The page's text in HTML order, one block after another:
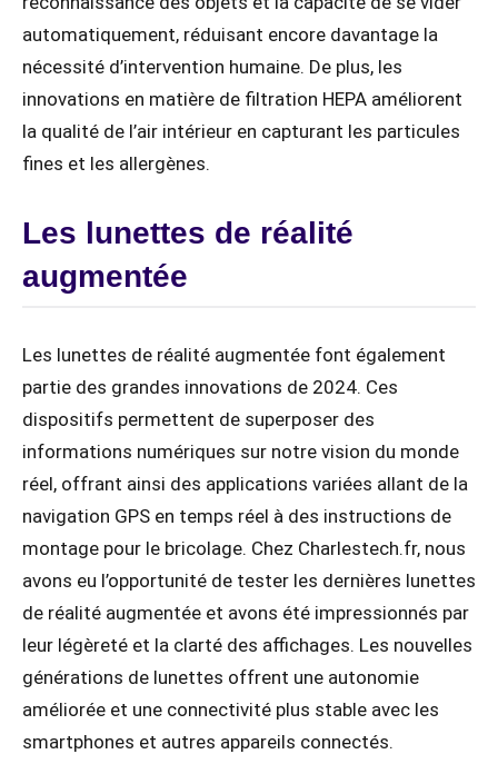
automatiquement, réduisant encore davantage la
nécessité d’intervention humaine. De plus, les
innovations en matière de filtration HEPA améliorent
la qualité de l’air intérieur en capturant les particules
fines et les allergènes.
Les lunettes de réalité
augmentée
Les lunettes de réalité augmentée font également
partie des grandes innovations de 2024. Ces
dispositifs permettent de superposer des
informations numériques sur notre vision du monde
réel, offrant ainsi des applications variées allant de la
navigation GPS en temps réel à des instructions de
montage pour le bricolage. Chez Charlestech.fr, nous
avons eu l’opportunité de tester les dernières lunettes
de réalité augmentée et avons été impressionnés par
leur légèreté et la clarté des affichages. Les nouvelles
générations de lunettes offrent une autonomie
améliorée et une connectivité plus stable avec les
smartphones et autres appareils connectés.